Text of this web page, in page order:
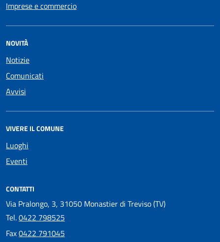
Imprese e commercio
NOVITÀ
Notizie
Comunicati
Avvisi
VIVERE IL COMUNE
Luoghi
Eventi
CONTATTI
Via Pralongo, 3, 31050 Monastier di Treviso (TV)
Tel.0422 798525
Fax0422 791045